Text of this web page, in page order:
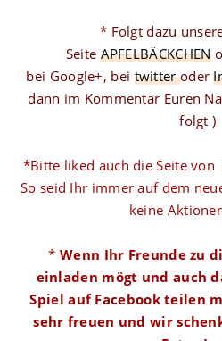
* Folgt dazu
Seite APFELBÄCKCHEN
bei Google+, bei twitteroder
dann im Kommentar Euren
folgt )
*Bitte liked auch die Seite von
So seid Ihr immer auf dem
keine
*Wenn Ihr Freunde zu
einladen mögt und auch
Spiel auf Facebook teilen
sehr freuen und wir